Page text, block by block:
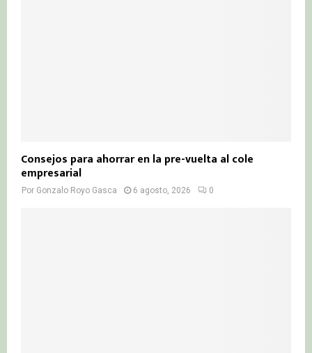
Consejos para ahorrar en la pre-vuelta al cole
empresarial
Por Gonzalo Royo Gasca 6 agosto, 2026 0